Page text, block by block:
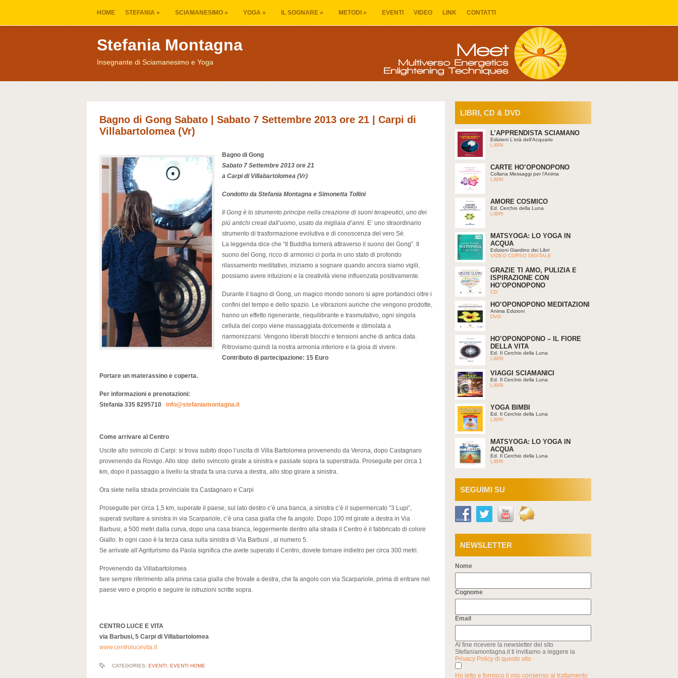
HOME STEFANIA » SCIAMANESIMO » YOGA » IL SOGNARE » METODI » EVENTI VIDEO LINK CONTATTI
Stefania Montagna
Insegnante di Sciamanesimo e Yoga
Bagno di Gong Sabato | Sabato 7 Settembre 2013 ore 21 | Carpi di
Villabartolomea (Vr)
Bagno di Gong
Sabato 7 Settembre 2013 ore 21
a Carpi di Villabartolomea (Vr)
Condotto da Stefania Montagna e Simonetta Tollini
Il Gong è lo strumento principe nella creazione di suoni terapeutici, uno dei
più antichi creati dall’uomo, usato da migliaia d’anni. E’ uno straordinario
strumento di trasformazione evolutiva e di conoscenza del vero Sè.
La leggenda dice che “Il Buddha tornerà attraverso il suono dei Gong”. Il
suono del Gong, ricco di armonici ci porta in uno stato di profondo
rilassamento meditativo, iniziamo a sognare quando ancora siamo vigili,
possiamo avere intuizioni e la creatività viene influenzata positivamente.
Durante il bagno di Gong, un magico mondo sonoro si apre portandoci oltre i
confini del tempo e dello spazio. Le vibrazioni auriche che vengono prodotte,
hanno un effetto rigenerante, riequilibrante e trasmutativo, ogni singola
cellula del corpo viene massaggiata dolcemente e stimolata a
riarmonizzarsi. Vengono liberati blocchi e tensioni anche di antica data.
Ritroviamo quindi la nostra armonia interiore e la gioia di vivere.
Contributo di partecipazione: 15 Euro
Portare un materassino e coperta.
Per informazioni e prenotazioni:
Stefania 335 8295710 info@stefaniamontagna.it
Come arrivare al Centro
Uscite allo svincolo di Carpi: si trova subito dopo l’uscita di Villa Bartolomea provenendo da Verona, dopo Castagnaro
provenendo da Rovigo. Allo stop dello svincolo girate a sinistra e passate sopra la superstrada. Proseguite per circa 1
km, dopo il passaggio a livello la strada fa una curva a destra, allo stop girare a sinistra.
Ora siete nella strada provinciale tra Castagnaro e Carpi
Proseguite per circa 1,5 km, superate il paese, sul lato destro c’è una banca, a sinistra c’è il supermercato “3 Lupi”,
superati svoltare a sinistra in via Scarpariole, c’è una casa gialla che fa angolo. Dopo 100 mt girate a destra in Via
Barbusi, a 500 metri dalla curva, dopo una casa bianca, leggermente dentro alla strada il Centro è il fabbricato di colore
Giallo. In ogni caso è la terza casa sulla sinistra di Via Barbusi , al numero 5.
Se arrivate all’Agriturismo da Paola significa che avete superato il Centro, dovete tornare indietro per circa 300 metri.
Provenendo da Villabartolomea
fare sempre riferimento alla prima casa gialla che trovate a destra, che fa angolo con via Scarpariole, prima di entrare nel
paese vero e proprio e seguire le istruzioni scritte sopra.
CENTRO LUCE E VITA
via Barbusi, 5 Carpi di Villabartolomea
www.centrolucevita.it
CATEGORIES: EVENTI EVENTI HOME
LIBRI, CD & DVD
L’APPRENDISTA SCIAMANO
Edizioni L'età dell'Acquario
LIBRI
CARTE HO’OPONOPONO
Collana Messaggi per l’Anima
LIBRI
AMORE COSMICO
Ed. Cerchio della Luna
LIBRI
MATSYOGA: LO YOGA IN
ACQUA
Edizioni Giardino dei Libri
VIDEO CORSO DIGITALE
GRAZIE TI AMO, PULIZIA E
ISPIRAZIONE CON
HO’OPONOPONO
CD
HO’OPONOPONO MEDITAZIONI
Anima Edizioni
DVD
HO’OPONOPONO – IL FIORE
DELLA VITA
Ed. Il Cerchio della Luna
LIBRI
VIAGGI SCIAMANICI
Ed. Il Cerchio della Luna
LIBRI
YOGA BIMBI
Ed. Il Cerchio della Luna
LIBRI
MATSYOGA: LO YOGA IN
ACQUA
Ed. Il Cerchio della Luna
LIBRI
SEGUIMI SU
NEWSLETTER
Nome
Cognome
Email
Al fine ricevere la newsletter del sito
Stefaniamontagna.it ti invitiamo a leggere la
Privacy Policy di questo sito
Ho letto e fornisco il mio consenso al trattamento